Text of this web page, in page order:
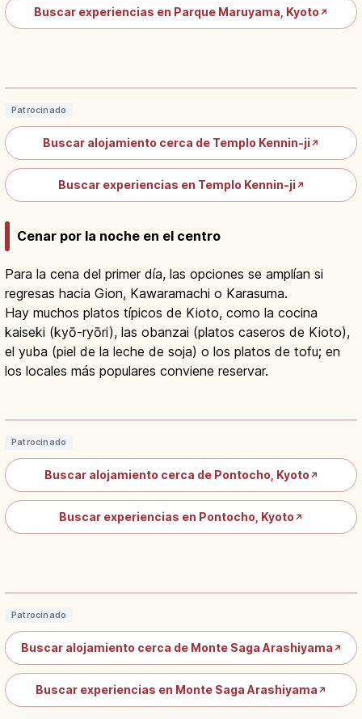
Buscar experiencias en Parque Maruyama, Kyoto ↗
Patrocinado
Buscar alojamiento cerca de Templo Kennin-ji↗
Buscar experiencias en Templo Kennin-ji↗
Cenar por la noche en el centro
Para la cena del primer día, las opciones se amplían si
regresas hacia Gion, Kawaramachi o Karasuma.
Hay muchos platos típicos de Kioto, como la cocina
kaiseki (kyō-ryōri), las obanzai (platos caseros de Kioto),
el yuba (piel de la leche de soja) o los platos de tofu; en
los locales más populares conviene reservar.
Pontocho Kioto: Callejón de Geishas
Patrocinado
Buscar alojamiento cerca de Pontocho, Kyoto ↗
Buscar experiencias en Pontocho, Kyoto ↗
Patrocinado
Buscar alojamiento cerca de Monte Saga Arashiyama ↗
Buscar experiencias en Monte Saga Arashiyama ↗